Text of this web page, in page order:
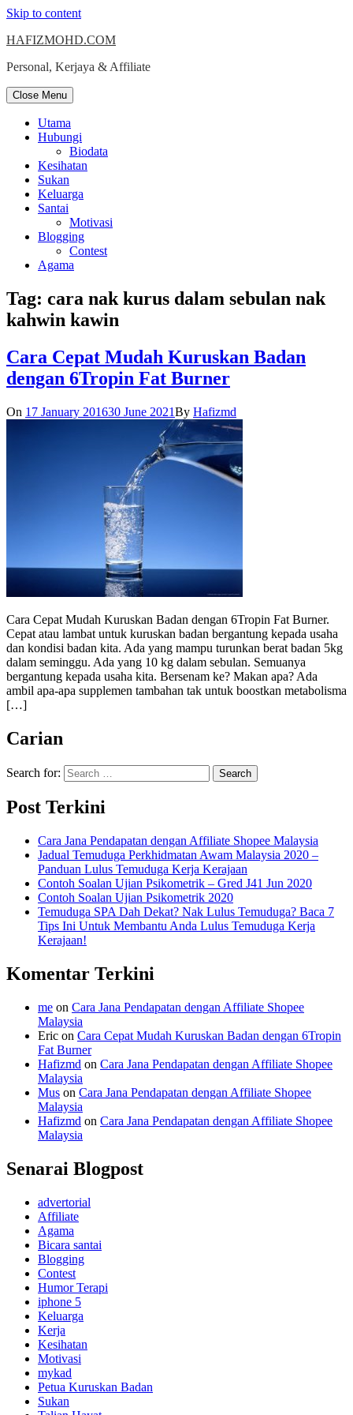
Skip to content
HAFIZMOHD.COM
Personal, Kerjaya & Affiliate
Close Menu
Utama
Hubungi
Biodata
Kesihatan
Sukan
Keluarga
Santai
Motivasi
Blogging
Contest
Agama
Tag: cara nak kurus dalam sebulan nak
kahwin kawin
Cara Cepat Mudah Kuruskan Badan
dengan 6Tropin Fat Burner
On 17 January 201630 June 2021By Hafizmd
Cara Cepat Mudah Kuruskan Badan dengan 6Tropin Fat Burner.
Cepat atau lambat untuk kuruskan badan bergantung kepada usaha
dan kondisi badan kita. Ada yang mampu turunkan berat badan 5kg
dalam seminggu. Ada yang 10 kg dalam sebulan. Semuanya
bergantung kepada usaha kita. Bersenam ke? Makan apa? Ada
ambil apa-apa supplemen tambahan tak untuk boostkan metabolisma
[…]
Carian
Search for:
Post Terkini
Cara Jana Pendapatan dengan Affiliate Shopee Malaysia
Jadual Temuduga Perkhidmatan Awam Malaysia 2020 –
Panduan Lulus Temuduga Kerja Kerajaan
Contoh Soalan Ujian Psikometrik – Gred J41 Jun 2020
Contoh Soalan Ujian Psikometrik 2020
Temuduga SPA Dah Dekat? Nak Lulus Temuduga? Baca 7
Tips Ini Untuk Membantu Anda Lulus Temuduga Kerja
Kerajaan!
Komentar Terkini
me on Cara Jana Pendapatan dengan Affiliate Shopee
Malaysia
Eric on Cara Cepat Mudah Kuruskan Badan dengan 6Tropin
Fat Burner
Hafizmd on Cara Jana Pendapatan dengan Affiliate Shopee
Malaysia
Mus on Cara Jana Pendapatan dengan Affiliate Shopee
Malaysia
Hafizmd on Cara Jana Pendapatan dengan Affiliate Shopee
Malaysia
Senarai Blogpost
advertorial
Affiliate
Agama
Bicara santai
Blogging
Contest
Humor Terapi
iphone 5
Keluarga
Kerja
Kesihatan
Motivasi
mykad
Petua Kuruskan Badan
Sukan